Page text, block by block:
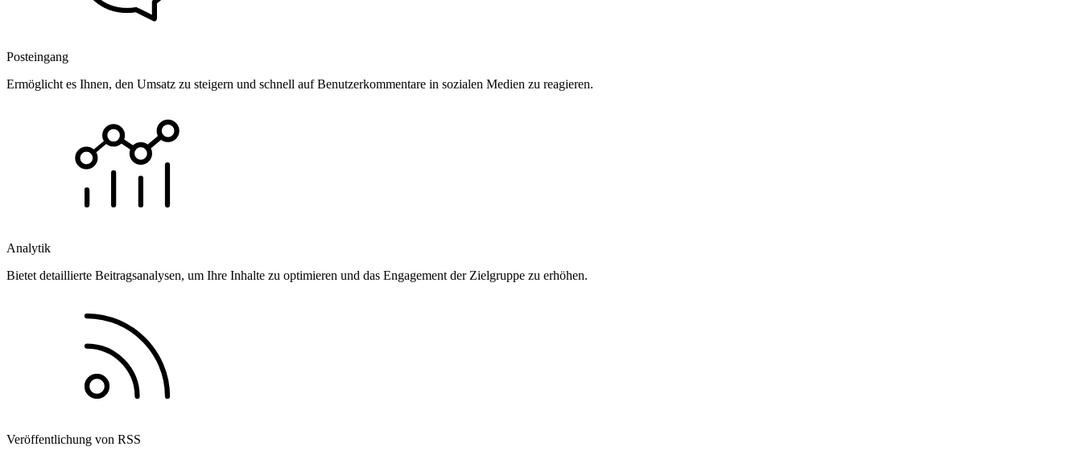
Posteingang
Ermöglicht es Ihnen, den Umsatz zu steigern und schnell auf Benutzerkommentare in sozialen Medien zu reagieren.
Analytik
Bietet detaillierte Beitragsanalysen, um Ihre Inhalte zu optimieren und das Engagement der Zielgruppe zu erhöhen.
Veröffentlichung von RSS